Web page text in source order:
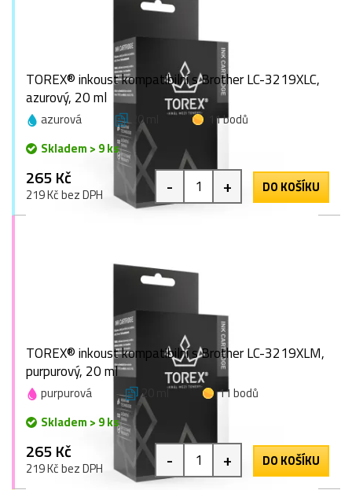
TOREX® inkoust kompatibilní s Brother LC-3219XLC,
azurový, 20 ml
azurová 20 ml
11 bodů
Skladem > 9 ks
265 Kč
219 Kč bez DPH - + DO KOŠÍKU
TOREX® inkoust kompatibilní s Brother LC-3219XLM,
purpurový, 20 ml
purpurová 20 ml
11 bodů
Skladem > 9 ks
265 Kč
219 Kč bez DPH - + DO KOŠÍKU